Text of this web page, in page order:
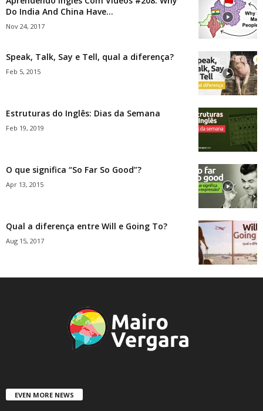
Do India And China Have...
Nov 24, 2017
Speak, Talk, Say e Tell, qual a diferença?
Feb 5, 2015
Estruturas do Inglês: Dias da Semana
Feb 19, 2019
O que significa “So Far So Good”?
Apr 13, 2015
Qual a diferença entre Will e Going To?
Aug 15, 2017
EVEN MORE NEWS